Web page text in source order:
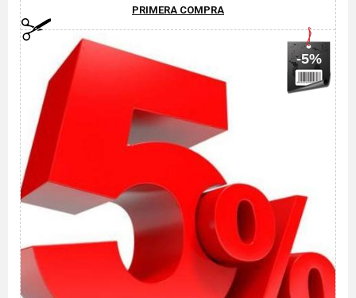
PRIMERA COMPRA
-5%